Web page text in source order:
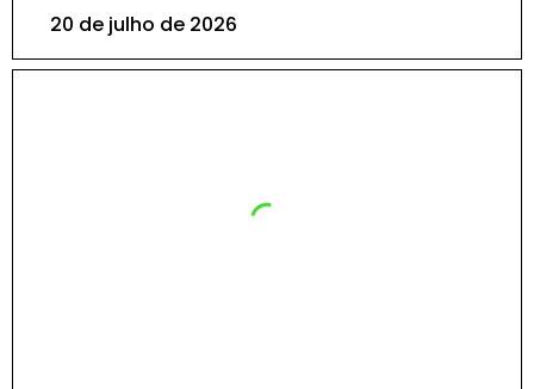
20 de julho de 2026